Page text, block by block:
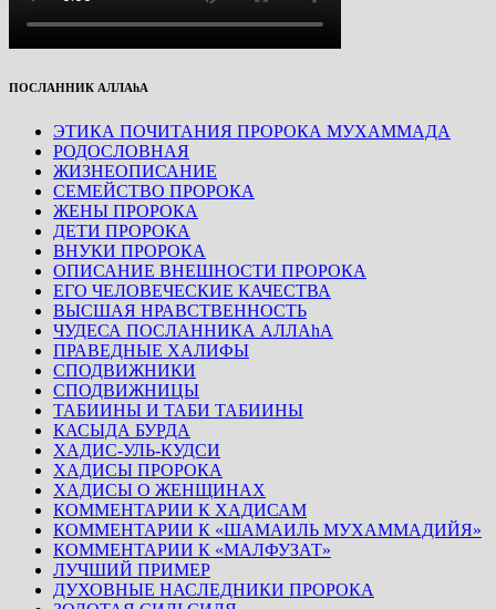
ПОСЛАННИК АЛЛАhА
ЭТИКА ПОЧИТАНИЯ ПРОРОКА МУХАММАДА
РОДОСЛОВНАЯ
ЖИЗНЕОПИСАНИЕ
СЕМЕЙСТВО ПРОРОКА
ЖЕНЫ ПРОРОКА
ДЕТИ ПРОРОКА
ВНУКИ ПРОРОКА
ОПИСАНИЕ ВНЕШНОСТИ ПРОРОКА
ЕГО ЧЕЛОВЕЧЕСКИЕ КАЧЕСТВА
ВЫСШАЯ НРАВСТВЕННОСТЬ
ЧУДЕСА ПОСЛАННИКА АЛЛАhА
ПРАВЕДНЫЕ ХАЛИФЫ
СПОДВИЖНИКИ
СПОДВИЖНИЦЫ
ТАБИИНЫ И ТАБИ ТАБИИНЫ
КАСЫДА БУРДА
ХАДИС-УЛЬ-КУДСИ
ХАДИСЫ ПРОРОКА
ХАДИСЫ О ЖЕНЩИНАХ
КОММЕНТАРИИ К ХАДИСАМ
КОММЕНТАРИИ К «ШАМАИЛЬ МУХАММАДИЙЯ»
КОММЕНТАРИИ К «МАЛФУЗАТ»
ЛУЧШИЙ ПРИМЕР
ДУХОВНЫЕ НАСЛЕДНИКИ ПРОРОКА